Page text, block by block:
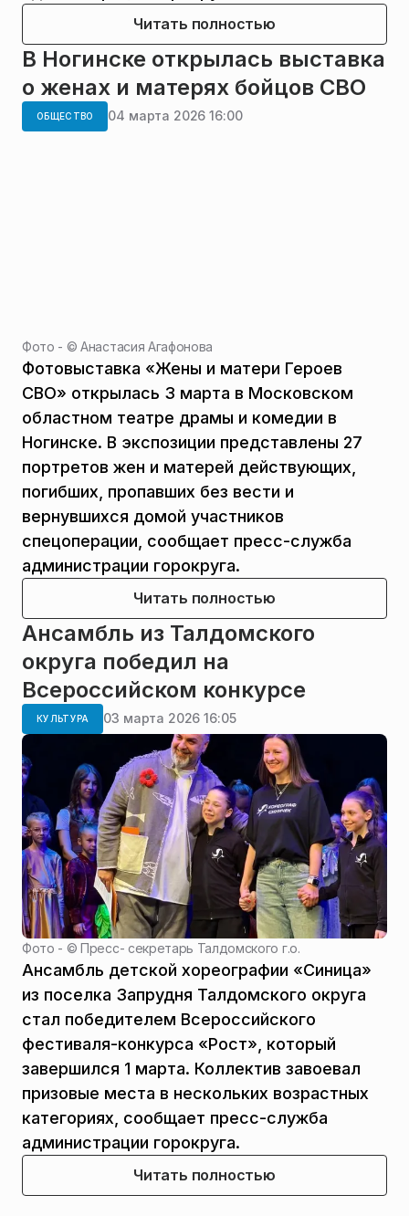
Читать полностью
В Ногинске открылась выставка
о женах и матерях бойцов СВО
ОБЩЕСТВО 04 марта 2026 16:00
Фото - ©Анастасия Агафонова
Фотовыставка «Жены и матери Героев
СВО» открылась 3 марта в Московском
областном театре драмы и комедии в
Ногинске. В экспозиции представлены 27
портретов жен и матерей действующих,
погибших, пропавших без вести и
вернувшихся домой участников
спецоперации, сообщает пресс-служба
администрации горокруга.
Читать полностью
Ансамбль из Талдомского
округа победил на
Всероссийском конкурсе
КУЛЬТУРА 03 марта 2026 16:05
Фото - ©Пресс- секретарь Талдомского г.о.
Ансамбль детской хореографии «Синица»
из поселка Запрудня Талдомского округа
стал победителем Всероссийского
фестиваля-конкурса «Рост», который
завершился 1 марта. Коллектив завоевал
призовые места в нескольких возрастных
категориях, сообщает пресс-служба
администрации горокруга.
Читать полностью